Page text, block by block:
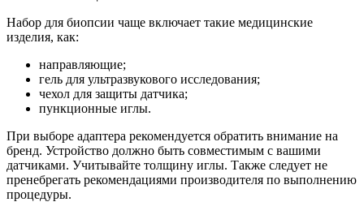
Набор для биопсии чаще включает такие медицинские
изделия, как:
направляющие;
гель для ультразвукового исследования;
чехол для защиты датчика;
пункционные иглы.
При выборе адаптера рекомендуется обратить внимание на
бренд. Устройство должно быть совместимым с вашими
датчиками. Учитывайте толщину иглы. Также следует не
пренебрегать рекомендациями производителя по выполнению
процедуры.